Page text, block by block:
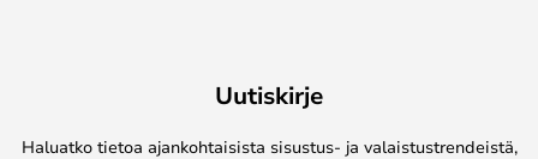
Uutiskirje
Haluatko tietoa ajankohtaisista sisustus- ja valaistustrendeistä,